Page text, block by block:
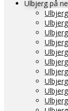
Ulbjerg på